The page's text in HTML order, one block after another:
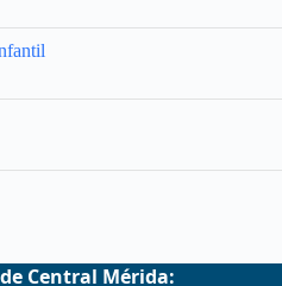
Central Mérida: